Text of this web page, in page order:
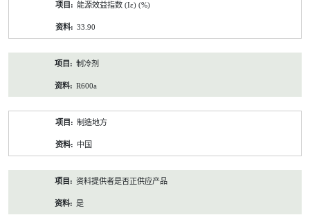
能源效益指数 (Iε) (%)
33.90
制冷剂
R600a
制造地方
中国
资料提供者是否正供应产品
是